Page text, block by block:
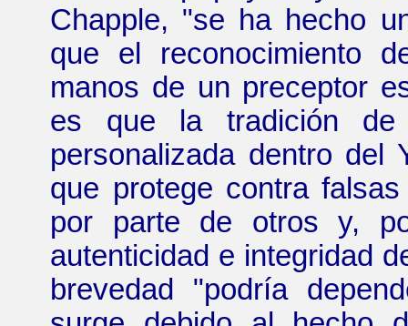
Chapple, "se ha hecho
que el reconocimiento
manos de un preceptor
es que la tradición de
personalizada dentro del
que protege contra
por parte de otros y,
autenticidad e integridad
brevedad "podría